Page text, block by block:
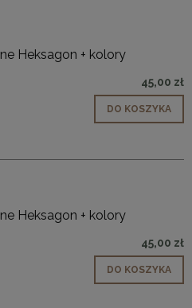
Heksagon + kolory
45,00 zł
DO KOSZYKA
Heksagon + kolory
45,00 zł
DO KOSZYKA